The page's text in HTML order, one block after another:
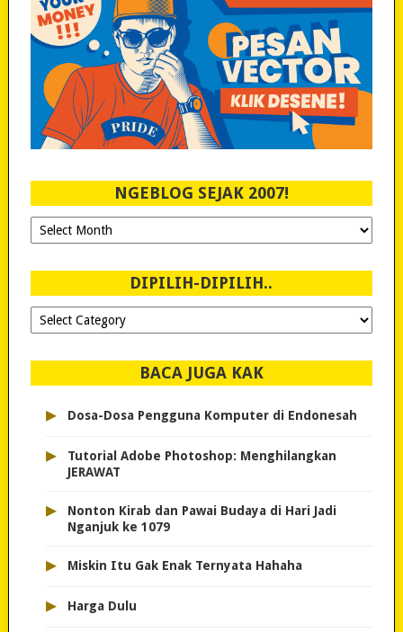
NGEBLOG SEJAK 2007!
Ngeblog
Sejak
DIPILIH-DIPILIH..
Dipilih-
dipilih..
BACA JUGA KAK
▸ Dosa-Dosa Pengguna Komputer di Endonesah
▸
Tutorial Adobe Photoshop: Menghilangkan
JERAWAT
▸
Nonton Kirab dan Pawai Budaya di Hari Jadi
Nganjuk ke 1079
▸ Miskin Itu Gak Enak Ternyata Hahaha
▸ Harga Dulu